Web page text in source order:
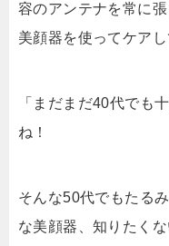
容のアンテナを常に
美顔器を使ってケアし
「まだまだ40代でも
ね！
そんな50代でもたる
な美顔器、知りたく